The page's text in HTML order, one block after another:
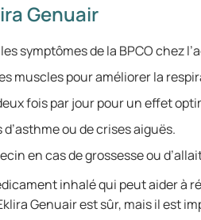
Genuair
symptômes de la BPCO chez
muscles pour améliorer la
fois par jour pour un effet
ou de crises aiguës.
en cas de grossesse ou
inhalé qui peut aider à
Genuair est sûr, mais il est